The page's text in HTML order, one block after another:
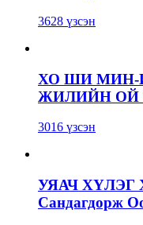
3628 үзсэн
ХО ШИ МИН-
ЖИЛИЙН ОЙ
3016 үзсэн
УЯАЧ ХҮЛЭГ
Сандагдорж